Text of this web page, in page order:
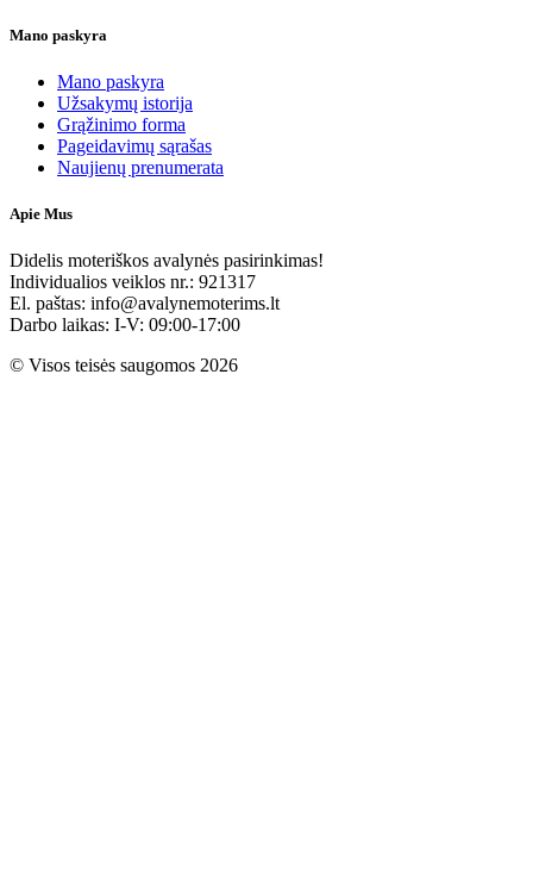
Mano paskyra
Mano paskyra
Užsakymų istorija
Grąžinimo forma
Pageidavimų sąrašas
Naujienų prenumerata
Apie Mus
Didelis moteriškos avalynės pasirinkimas!
Individualios veiklos nr.: 921317
El. paštas: info@avalynemoterims.lt
Darbo laikas: I-V: 09:00-17:00
© Visos teisės saugomos 2026